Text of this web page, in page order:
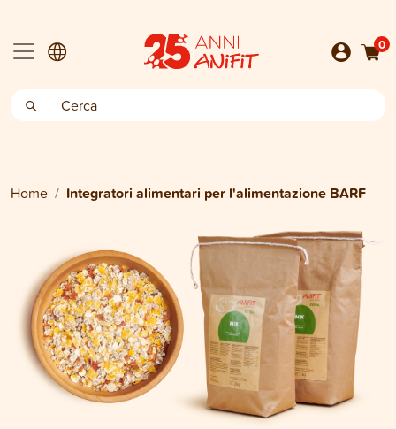
0
Home Integratori alimentari per l'alimentazione BARF